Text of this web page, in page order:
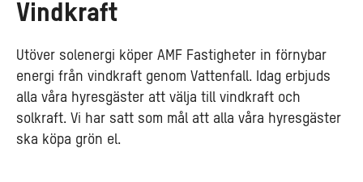
Vindkraft
Utöver solenergi köper AMF Fastigheter in förnybar
energi från vindkraft genom Vattenfall. Idag erbjuds
alla våra hyresgäster att välja till vindkraft och
solkraft. Vi har satt som mål att alla våra hyresgäster
ska köpa grön el.